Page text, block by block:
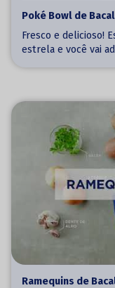
Poké Bowl de
Fresco e delicioso!
estrela e você vai
Ramequins de